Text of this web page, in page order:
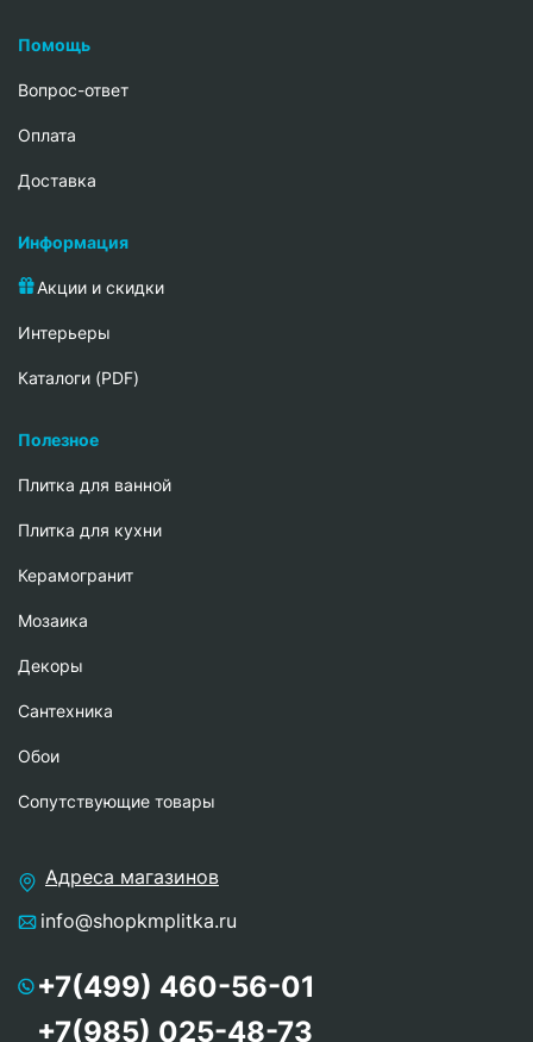
Помощь
Вопрос-ответ
Oплата
Доставка
Информация
Акции и скидки
Интерьеры
Каталоги (PDF)
Полезное
Плитка для ванной
Плитка для кухни
Керамогранит
Мозаика
Декоры
Сантехника
Обои
Сопутствующие товары
Адреса магазинов
info@shopkmplitka.ru
+7(499) 460-56-01
+7(985) 025-48-73